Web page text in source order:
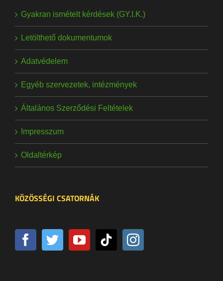
Gyakran ismételt kérdések (GY.I.K.)
Letölthető dokumentumok
Adatvédelem
Egyéb szervezetek, intézmények
Általános Szerződési Feltételek
Impresszum
Oldaltérkép
KÖZÖSSÉGI CSATORNÁK